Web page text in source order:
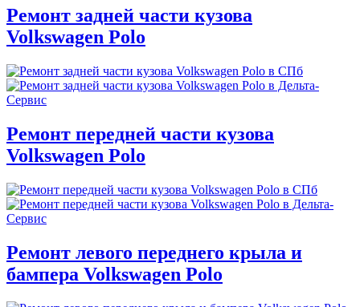
Ремонт задней части кузова
Volkswagen Polo
Ремонт передней части кузова
Volkswagen Polo
Ремонт левого переднего крыла и
бампера Volkswagen Polo